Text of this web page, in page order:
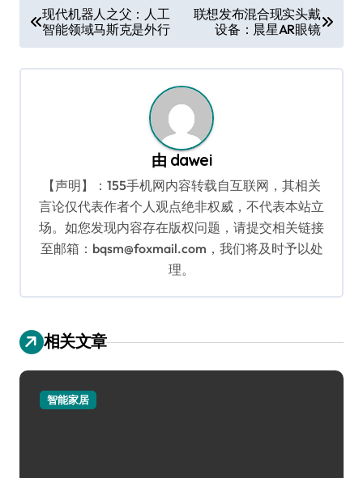
章
导
现代机器人之父：人工
智能领域马斯克是外行
联想发布混合现实头戴
设备：晨星AR眼镜
由 dawei
【声明】：155手机网内容转载自互联网，其相关
言论仅代表作者个人观点绝非权威，不代表本站立
场。如您发现内容存在版权问题，请提交相关链接
至邮箱：bqsm@foxmail.com，我们将及时予以处
理。
相关文章
智能家居